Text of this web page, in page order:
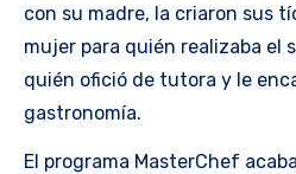
con su madre, la criaron sus
mujer para quién realizaba el
quién ofició de tutora y le
gastronomía.
El programa MasterChef